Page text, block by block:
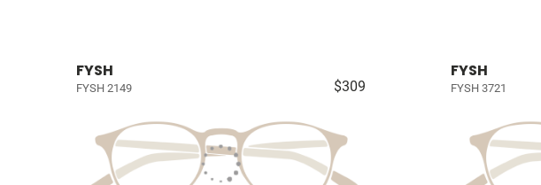
FYSH
FYSH 2149 $309
FYSH
FYSH 3721